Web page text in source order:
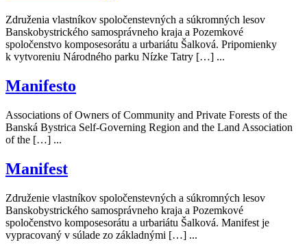
Združenia vlastníkov spoločenstevných a súkromných lesov
Banskobystrického samosprávneho kraja a Pozemkové
spoločenstvo komposesorátu a urbariátu Šalková. Pripomienky
k vytvoreniu Národného parku Nízke Tatry […] ...
Manifesto
Associations of Owners of Community and Private Forests of the
Banská Bystrica Self-Governing Region and the Land Association
of the […] ...
Manifest
Združenie vlastníkov spoločenstevných a súkromných lesov
Banskobystrického samosprávneho kraja a Pozemkové
spoločenstvo komposesorátu a urbariátu Šalková. Manifest je
vypracovaný v súlade zo základnými […] ...